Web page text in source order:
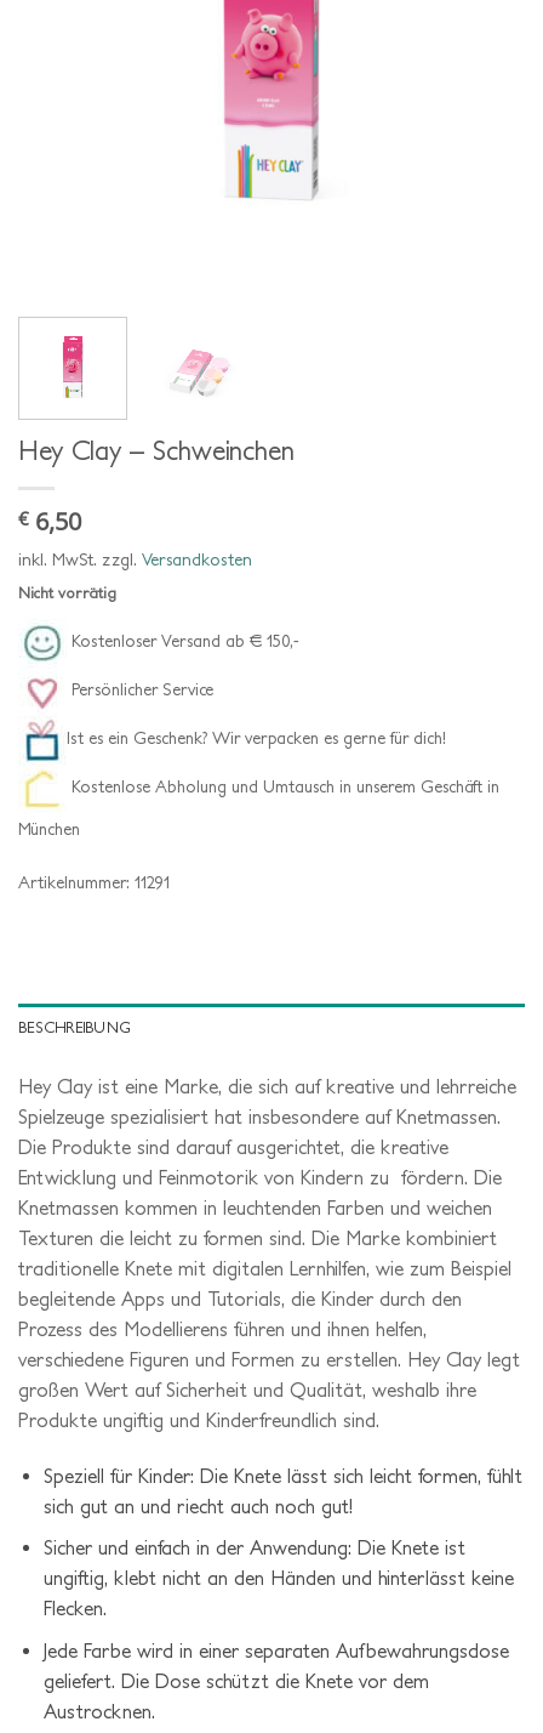
Hey Clay – Schweinchen
€ 6,50
inkl. MwSt. zzgl. Versandkosten
Nicht vorrätig
Kostenloser Versand ab € 150,-
Persönlicher Service
Ist es ein Geschenk? Wir verpacken es gerne für dich!
Kostenlose Abholung und Umtausch in unserem Geschäft in
München
Artikelnummer: 11291
BESCHREIBUNG
Hey Clay ist eine Marke, die sich auf kreative und lehrreiche
Spielzeuge spezialisiert hat insbesondere auf Knetmassen.
Die Produkte sind darauf ausgerichtet, die kreative
Entwicklung und Feinmotorik von Kindern zu fördern. Die
Knetmassen kommen in leuchtenden Farben und weichen
Texturen die leicht zu formen sind. Die Marke kombiniert
traditionelle Knete mit digitalen Lernhilfen, wie zum Beispiel
begleitende Apps und Tutorials, die Kinder durch den
Prozess des Modellierens führen und ihnen helfen,
verschiedene Figuren und Formen zu erstellen. Hey Clay legt
großen Wert auf Sicherheit und Qualität, weshalb ihre
Produkte ungiftig und Kinderfreundlich sind.
Speziell für Kinder: Die Knete lässt sich leicht formen, fühlt
sich gut an und riecht auch noch gut!
Sicher und einfach in der Anwendung: Die Knete ist
ungiftig, klebt nicht an den Händen und hinterlässt keine
Flecken.
Jede Farbe wird in einer separaten Aufbewahrungsdose
geliefert. Die Dose schützt die Knete vor dem
Austrocknen.